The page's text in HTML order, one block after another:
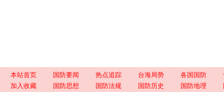
本站首页 国防要闻 热点追踪 台海局势 各国国防
加入收藏
国防思想 国防法规 国防历史 国防地理